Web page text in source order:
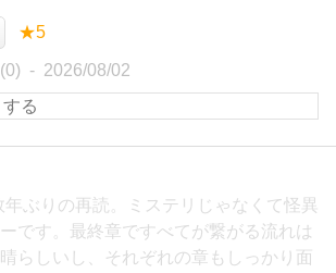
★5
2026/08/02
年ぶりの再読。ミステリじゃなくて怪異
です。最終章ですべてが繋がる流れは
らしいし、それぞれの章もしっかり面